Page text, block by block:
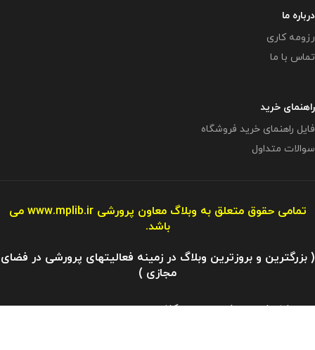
درباره ما
رزومه کاری
تماس با ما
راهنمای خرید
فایل راهنمای خرید فروشگاه
سوالات متداول
تمامی حقوق متعلق به وبلاگ معاون پرورشیwww.mplib.ir می
باشد.
( بزرگترین و بروزترین وبلاگ در زمینه فعالیتهای پرورشی در فضای
مجازی )
مازندران - بهشهر - رستمکلا